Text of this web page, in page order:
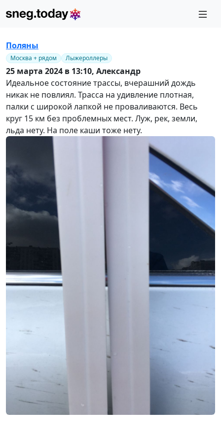
Поляны
Москва + рядом Лыжероллеры
25 марта 2024 в 13:10, Александр
Идеальное состояние трассы, вчерашний дождь
никак не повлиял. Трасса на удивление плотная,
палки с широкой лапкой не проваливаются. Весь
круг 15 км без проблемных мест. Луж, рек, земли,
льда нету. На поле каши тоже нету.